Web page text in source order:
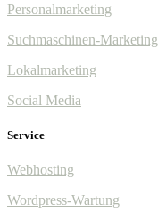
Personalmarketing
Suchmaschinen-Marketing
Lokalmarketing
Social Media
Service
Webhosting
Wordpress-Wartung